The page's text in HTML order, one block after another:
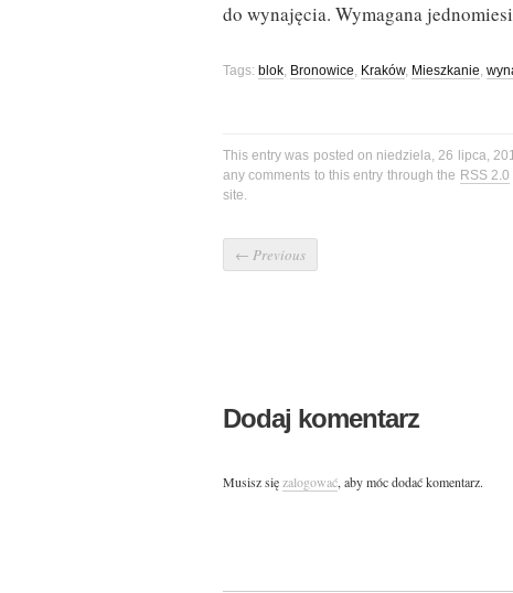
do wynajęcia. Wymagana
Tags: blok, Bronowice, Kraków, Mieszkanie,
This entry was posted on niedziela, 26 lipca,
any comments to this entry through the RSS 2.0
site.
← Previous
Dodaj komentarz
Musisz sięzalogować, aby móc dodać komentarz.